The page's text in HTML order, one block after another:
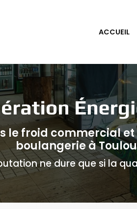
ACCUEIL
le froid commercial
boulangerie à
ne dure que si la